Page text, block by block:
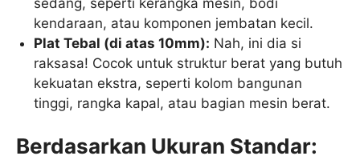
kendaraan, atau komponen jembatan kecil.
Plat Tebal (di atas 10mm): Nah, ini dia si
raksasa! Cocok untuk struktur berat yang butuh
kekuatan ekstra, seperti kolom bangunan
tinggi, rangka kapal, atau bagian mesin berat.
Berdasarkan Ukuran Standar: